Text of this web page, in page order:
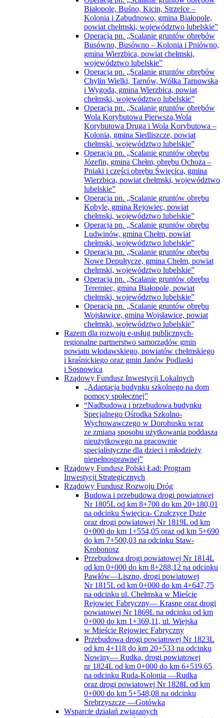
Białopole, Buśno, Kicin, Strzelce –
Kolonia i Zabudnowo, gmina Białopole,
powiat chełmski, województwo lubelskie”
Operacja pn. „Scalanie gruntów obrębów
Busówno, Busówno – Kolonia i Pniówno,
gmina Wierzbica, powiat chełmski,
województwo lubelskie”
Operacja pn. „Scalanie gruntów obrębów
Chylin Wielki, Tarnów, Wólka Tarnowska
i Wygoda, gmina Wierzbica, powiat
chełmski, województwo lubelskie”
Operacja pn. „Scalanie gruntów obrębów
Wola Korybutowa Pierwsza,Wola
Korybutowa Druga i Wola Korybutowa –
Kolonia, gmina Siedliszcze, powiat
chełmski, województwo lubelskie”
Operacja pn. „Scalanie gruntów obrębu
Józefin, gmina Chełm, obrębu Ochoża –
Pniaki i części obrębu Święcica, gmina
Wierzbica, powiat chełmski, województwo
lubelskie”
Operacja pn. „Scalanie gruntów obrębu
Kobyle, gmina Rejowiec, powiat
chełmski, województwo lubelskie”
Operacja pn. „Scalanie gruntów obrębu
Ludwinów, gmina Chełm, powiat
chełmski, województwo lubelskie”
Operacja pn. „Scalanie gruntów obrębu
Nowe Depułtycze, gmina Chełm, powiat
chełmski, województwo lubelskie”
Operacja pn. „Scalanie gruntów obrębu
Teremiec, gmina Białopole, powiat
chełmski, województwo lubelskie”
Operacja pn. „Scalanie gruntów obrębu
Wojsławice, gmina Wojsławice, powiat
chełmski, województwo lubelskie”
Razem dla rozwoju e-usług publicznych-
regionalne partnerstwo samorządów gmin
powiatu włodawskiego, powiatów chełmskiego
i kraśnickiego oraz gmin Janów Podlaski
i Sosnowica
Rządowy Fundusz Inwestycji Lokalnych
„Adaptacja budynku szkolnego na dom
pomocy społecznej”
“Nadbudowa i przebudowa budynku
Specjalnego Ośrodka Szkolno-
Wychowawczego w Dorohusku wraz
ze zmianą sposobu użytkowania poddasza
nieużytkowego na pracownie
specjalistyczne dla dzieci i młodzieży
niepełnosprawnej”
Rządowy Fundusz Polski Ład: Program
Inwestycji Strategicznych
Rządowy Fundusz Rozwoju Dróg
Budowa i przebudowa drogi powiatowej
Nr 1805L od km 8+700 do km 20+180,01
na odcinku Święcica- Czułczyce Duże
oraz drogi powiatowej Nr 1819L od km
0+000 do km 1+554,05 oraz od km 5+690
do km 7+500,03 na odcinku Staw-
Krobonosz
Przebudowa drogi powiatowej Nr 1814L
od km 0+000 do km 8+288,12 na odcinku
Pawłów—Liszno, drogi powiatowej
Nr 1815L od km 0+000 do km 4+647,75
na odcinku ul. Chełmska w Mieście
Rejowiec Fabryczny— Krasne oraz drogi
powiatowej Nr 1869L na odcinku od km
0+000 do km 1+369,11, ul. Wiejska
w Mieście Rejowiec Fabryczny
Przebudowa drogi powiatowej Nr 1823L
od km 4+118 do km 20+533 na odcinku
Nowiny— Rudka, drogi powiatowej
nr 1824L od km 0+000 do km 6+519,65
na odcinku Ruda-Kolonia —Rudka
oraz drogi powiatowej Nr 1828L od km
0+000 do km 5+548,08 na odcinku
Srebrzyszcze —Gotówka
Wsparcie działań związanych